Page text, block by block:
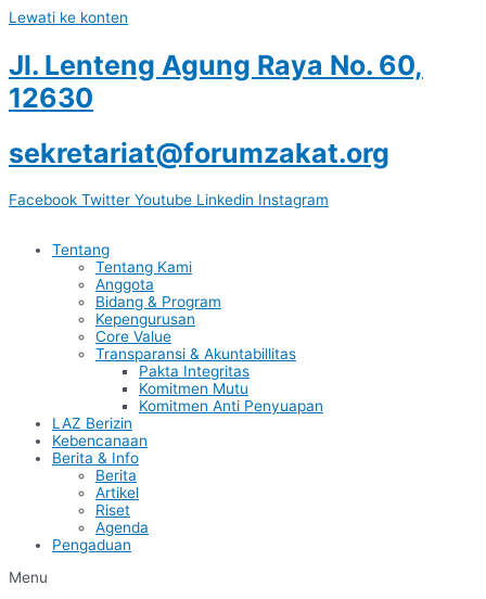
Lewati ke konten
Jl. Lenteng Agung Raya No. 60,
12630
sekretariat@forumzakat.org
Facebook Twitter Youtube Linkedin Instagram
Tentang
Tentang Kami
Anggota
Bidang & Program
Kepengurusan
Core Value
Transparansi & Akuntabillitas
Pakta Integritas
Komitmen Mutu
Komitmen Anti Penyuapan
LAZ Berizin
Kebencanaan
Berita & Info
Berita
Artikel
Riset
Agenda
Pengaduan
Menu